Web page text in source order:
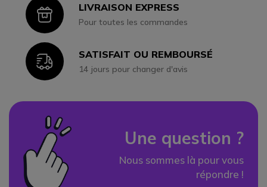
IconLIVRAISON EXPRESS
Pour toutes les commandes
IconSATISFAIT OU REMBOURSÉ
14 jours pour changer d'avis
Une question ?
Nous sommes là pour vous
répondre !